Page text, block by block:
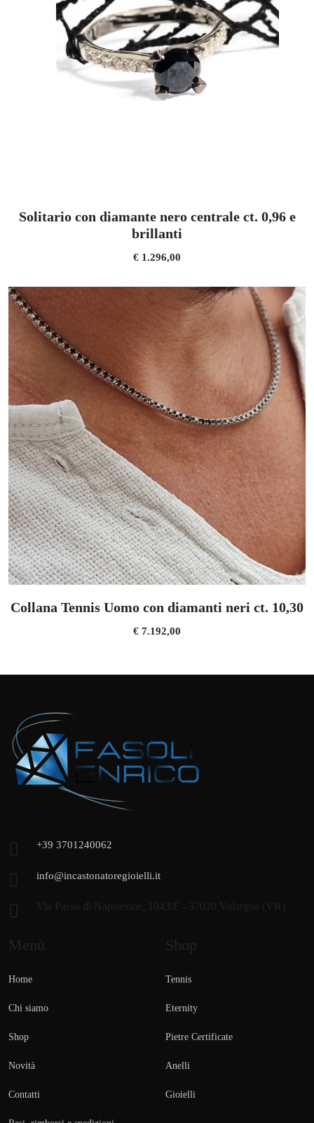
Solitario con diamante nero centrale ct. 0,96 e
brillanti
€ 1.296,00
Collana Tennis Uomo con diamanti neri ct. 10,30
€ 7.192,00
+39 3701240062
info@incastonatoregioielli.it
Via Passo di Napoleone, 1043/F - 37020 Volargne (VR)
Menù
Home
Chi siamo
Shop
Novità
Contatti
Shop
Tennis
Eternity
Pietre Certificate
Anelli
Gioielli